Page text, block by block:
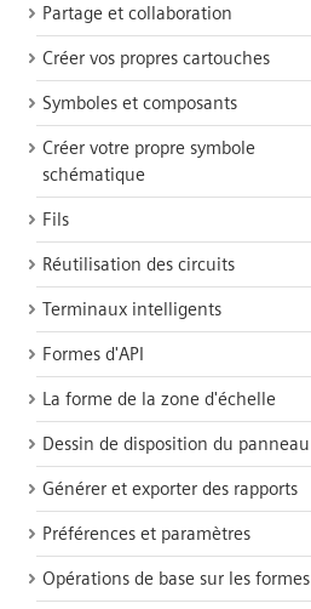
Partage et collaboration
Créer vos propres cartouches
Symboles et composants
Créer votre propre symbole
schématique
Fils
Réutilisation des circuits
Terminaux intelligents
Formes d'API
La forme de la zone d'échelle
Dessin de disposition du panneau
Générer et exporter des rapports
Préférences et paramètres
Opérations de base sur les formes